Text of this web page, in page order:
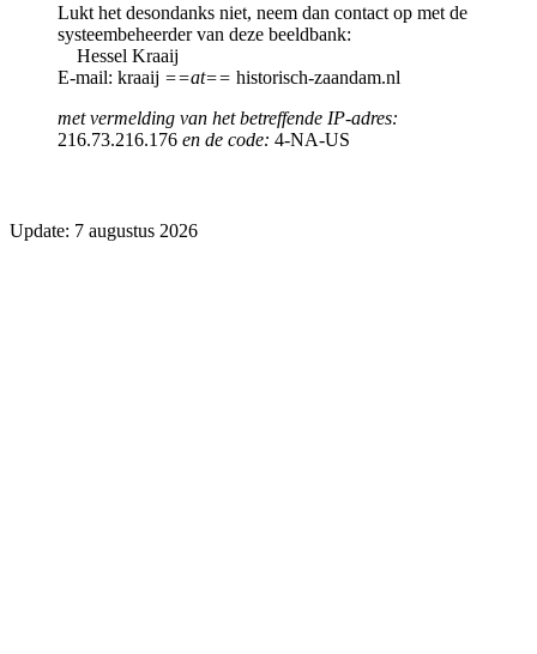
Lukt het desondanks niet, neem dan contact op met de
systeembeheerder van deze beeldbank:
Hessel Kraaij
E-mail: kraaij ==at== historisch-zaandam.nl
met vermelding van het betreffende IP-adres:
216.73.216.176 en de code: 4-NA-US
Update: 7 augustus 2026